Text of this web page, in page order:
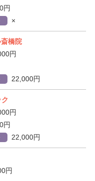
円
×
橋院
円
22,000円
円
円
22,000円
円